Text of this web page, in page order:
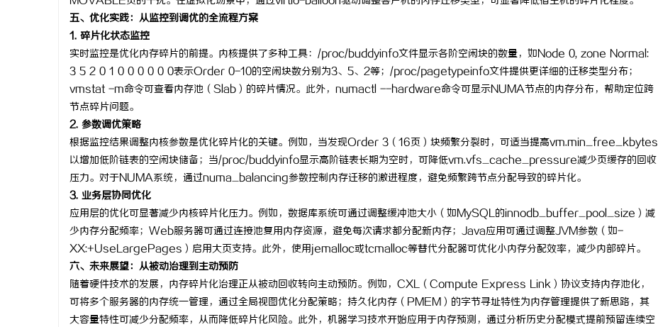
五、优化实践：从监控到调优的全流程方案
1. 碎片化状态监控
实时监控是优化内存碎片的前提。内核提供了多种工具：/proc/buddyinfo文件显示各阶空闲块的数量，如Node 0, zone Normal:
3 5 2 0 1 0 0 0 0 0 0表示Order 0-10的空闲块数分别为3、5、2等；/proc/pagetypeinfo文件提供更详细的迁移类型分布；
vmstat -m命令可查看内存池（Slab）的碎片情况。此外，numactl --hardware命令可显示NUMA节点的内存分布，帮助定位跨
节点碎片问题。
2. 参数调优策略
根据监控结果调整内核参数是优化碎片化的关键。例如，当发现Order 3（16页）块频繁分裂时，可适当提高vm.min_free_kbytes
以增加低阶链表的空闲块储备；当/proc/buddyinfo显示高阶链表长期为空时，可降低vm.vfs_cache_pressure减少页缓存的回收
压力。对于NUMA系统，通过numa_balancing参数控制内存迁移的激进程度，避免频繁跨节点分配导致的碎片化。
3. 业务层协同优化
应用层的优化可显著减少内核碎片化压力。例如，数据库系统可通过调整缓冲池大小（如MySQL的innodb_buffer_pool_size）减
少内存分配频率；Web服务器可通过连接池复用内存资源，避免每次请求都分配新内存；Java应用可通过调整JVM参数（如-
XX:+UseLargePages）启用大页支持。此外，使用jemalloc或tcmalloc等替代分配器可优化小内存分配效率，减少内部碎片。
六、未来展望：从被动治理到主动预防
随着硬件技术的发展，内存碎片化治理正从被动回收转向主动预防。例如，CXL（Compute Express Link）协议支持内存池化，
可将多个服务器的内存统一管理，通过全局视图优化分配策略；持久化内存（PMEM）的字节寻址特性为内存管理提供了新思路，其
大容量特性可减少分配频率，从而降低碎片化风险。此外，机器学习技术开始应用于内存预测，通过分析历史分配模式提前预留连续空